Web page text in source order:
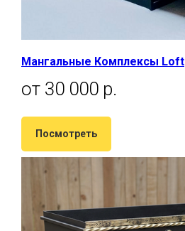
Мангальные Комплексы Loft
от 30 000 р.
Посмотреть